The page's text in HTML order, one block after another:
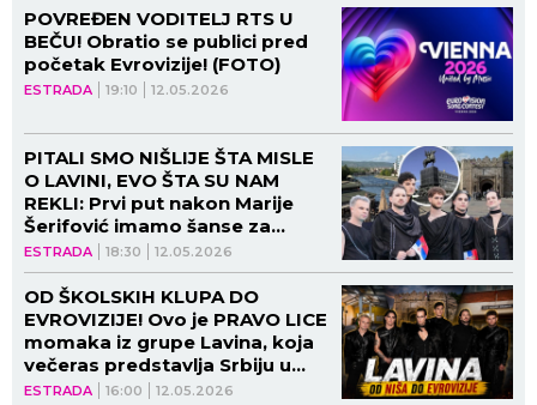
ESTRADA 19:10 12.05.2026
POVREĐEN VODITELJ RTS U
BEČU! Obratio se publici pred
početak Evrovizije! (FOTO)
ESTRADA 18:30 12.05.2026
PITALI SMO NIŠLIJE ŠTA MISLE
O LAVINI, EVO ŠTA SU NAM
REKLI: Prvi put nakon Marije
Šerifović imamo šanse za
POBEDU! Najavljen HAOS u
rodnom gradu (VIDEO)
ESTRADA 16:00 12.05.2026
OD ŠKOLSKIH KLUPA DO
EVROVIZIJE! Ovo je PRAVO LICE
momaka iz grupe Lavina, koja
večeras predstavlja Srbiju u
Beču: Luka je pao NA KOLENA,